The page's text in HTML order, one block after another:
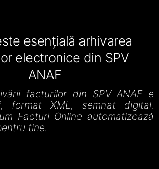
esențială arhivarea
electronice din SPV
ANAF
facturilor din SPV ANAF e
format XML, semnat digital.
Facturi Online automatizează
tine.